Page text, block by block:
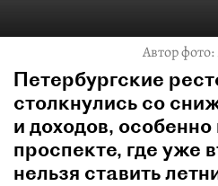
Автор фото:
Петербургские
столкнулись со
и доходов,
проспекте, где уже
нельзя ставить